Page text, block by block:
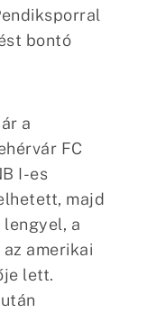
bontó
a
FC
I-es
majd
lengyel, a
amerikai
lett.